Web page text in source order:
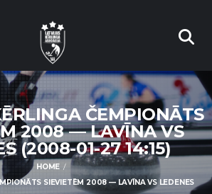
ČEMPIONĀTS
2008 — LAVĪNA VS
(2008-01-27 14:15)
HOME
SIEVIETĒM 2008 — LAVĪNA VS LEDENES